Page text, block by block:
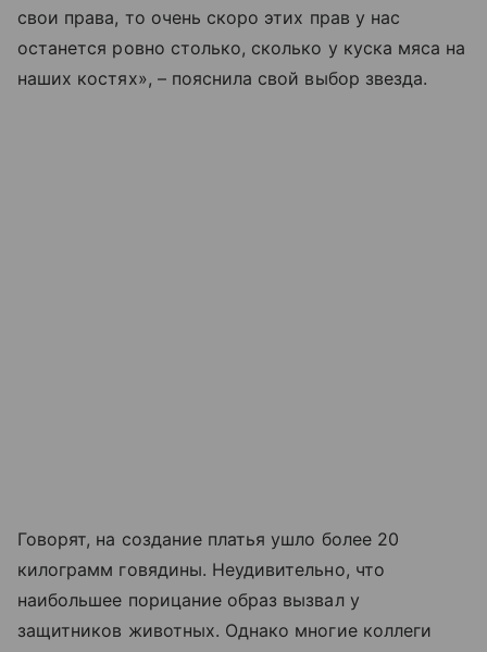
свои права, то очень скоро этих прав у нас
останется ровно столько, сколько у куска мяса на
наших костях», – пояснила свой выбор звезда.
Говорят, на создание платья ушло более 20
килограмм говядины. Неудивительно, что
наибольшее порицание образ вызвал у
защитников животных. Однако многие коллеги